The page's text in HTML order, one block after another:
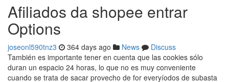
Afiliados da shopee entrar
Options
joseonl590tnz3 364 days ago News
Discuss
También es importante tener en cuenta que las cookies sólo
duran un espacio 24 horas, lo que no es muy conveniente
cuando se trata de sacar provecho de for everyíodos de subasta